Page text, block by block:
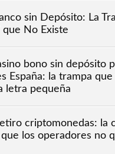
sin Depósito: La
que No Existe
bono sin depósito
España: la trampa
letra pequeña
criptomonedas: la
los operadores no